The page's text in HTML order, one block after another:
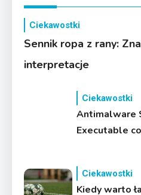
Ciekawostki
Sennik ropa z rany:
interpretacje
Ciekawostki
Antimalware
Executable
Ciekawostki
Kiedy warto